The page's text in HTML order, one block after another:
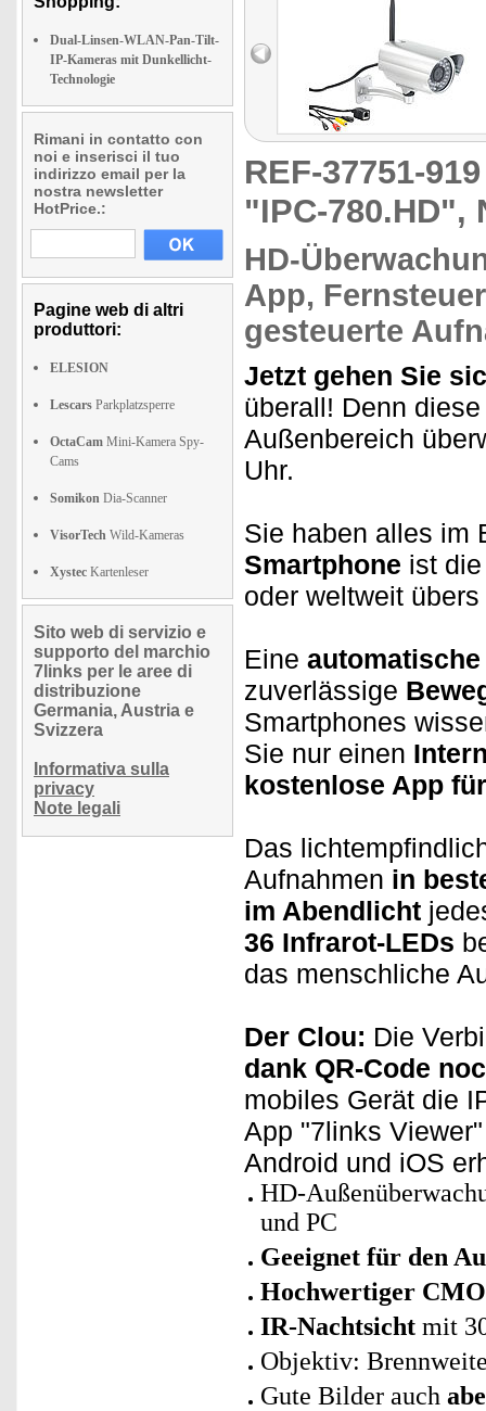
Dual-Linsen-WLAN-Pan-Tilt-
IP-Kameras mit Dunkellicht-
Technologie
Rimani in contatto con
noi e inserisci il tuo
indirizzo email per la
nostra newsletter
HotPrice.:
Pagine web di altri
produttori:
ELESION
Lescars Parkplatzsperre
OctaCam Mini-Kamera Spy-
Cams
Somikon Dia-Scanner
VisorTech Wild-Kameras
Xystec Kartenleser
Sito web di servizio e
supporto del marchio
7links per le aree di
distribuzione
Germania, Austria e
Svizzera
Informativa sulla
privacy
Note legali
REF-37751-
"IPC-780.HD",
HD-
App,
gesteuerte
Jetzt gehen Sie
überall! Denn
Außenbereich
Uhr.
Sie haben alles im
Smartphone ist
oder weltweit
Eine
zuverlässige
Smartphones
Sie nur einen
kostenlose App
Das
Aufnahmen in
im Abendlicht
36 Infrarot-LEDs
das menschliche
Der Clou: Die
dank QR-Code
mobiles Gerät die
App "7links
Android und iOS
HD-
und PC
Geeignet für den
Hochwertiger
IR-Nachtsicht mit
Objektiv:
Gute Bilder auch